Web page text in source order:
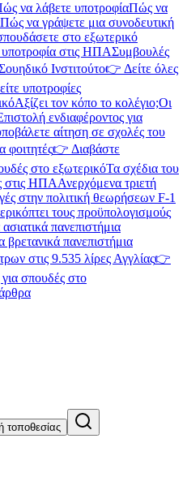
να λάβετε υποτροφίαΠώς να
Πώς να γράψετε μια συνοδευτική
στο εξωτερικό
στις ΗΠΑΣυμβουλές
Ινστιτούτο👉 Δείτε όλες
υποτροφίες
Αξίζει τον κόπο το κολέγιο;Οι
ενδιαφέροντος για
αίτηση σε σχολές του
φοιτητές👉 Διαβάστε
στο εξωτερικόΤα σχέδια του
στις ΗΠΑΑνερχόμενα τριετή
στην πολιτική θεωρήσεων F-1
τους προϋπολογισμούς
πανεπιστήμια
βρετανικά πανεπιστήμια
στις 9.535 λίρες Αγγλίας👉
για σπουδές στο
τοποθεσίας